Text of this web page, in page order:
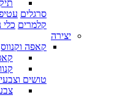
סרגלים
קלמרים כלי
יצירה
קאפה וקנווס
טושים